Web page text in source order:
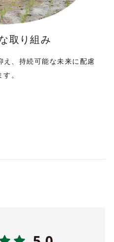
取り組み
え、持続可能な未来に配慮
。